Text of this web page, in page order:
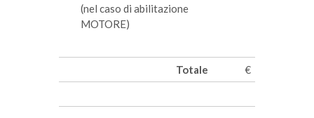
(nel caso di abilitazione
MOTORE)
Totale €